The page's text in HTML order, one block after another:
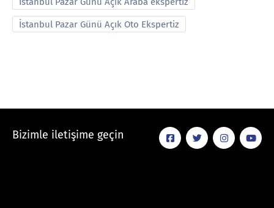
İstanbul Pazar Günü Açık Oto Ekspertiz
Bizimle iletişime geçin